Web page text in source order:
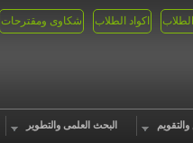
شكاوى ومقترحات اكواد الطلاب الطلاب
البحث العلمى والتطوير